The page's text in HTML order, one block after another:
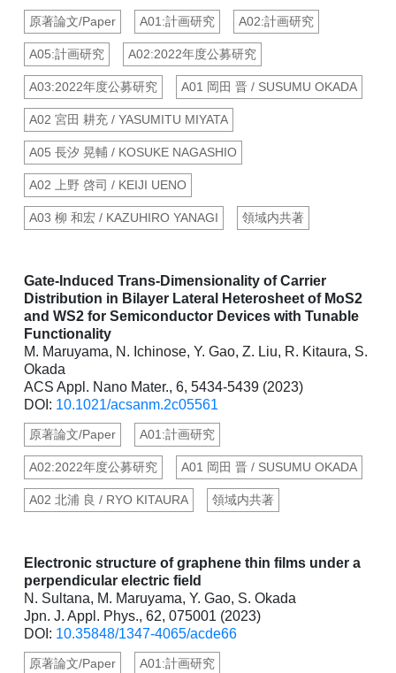
原著論文/Paper A01:計画研究 A02:計画研究
A05:計画研究 A02:2022年度公募研究
A03:2022年度公募研究 A01 岡田 晋 / SUSUMU OKADA
A02 宮田 耕充 / YASUMITU MIYATA
A05 長汐 晃輔 / KOSUKE NAGASHIO
A02 上野 啓司 / KEIJI UENO
A03 柳 和宏 / KAZUHIRO YANAGI 領域内共著
Gate-Induced Trans-Dimensionality of Carrier
Distribution in Bilayer Lateral Heterosheet of MoS2
and WS2 for Semiconductor Devices with Tunable
Functionality
M. Maruyama, N. Ichinose, Y. Gao, Z. Liu, R. Kitaura, S.
Okada
ACS Appl. Nano Mater., 6, 5434-5439 (2023)
DOI: 10.1021/acsanm.2c05561
原著論文/Paper A01:計画研究
A02:2022年度公募研究 A01 岡田 晋 / SUSUMU OKADA
A02 北浦 良 / RYO KITAURA 領域内共著
Electronic structure of graphene thin films under a
perpendicular electric field
N. Sultana, M. Maruyama, Y. Gao, S. Okada
Jpn. J. Appl. Phys., 62, 075001 (2023)
DOI: 10.35848/1347-4065/acde66
原著論文/Paper A01:計画研究